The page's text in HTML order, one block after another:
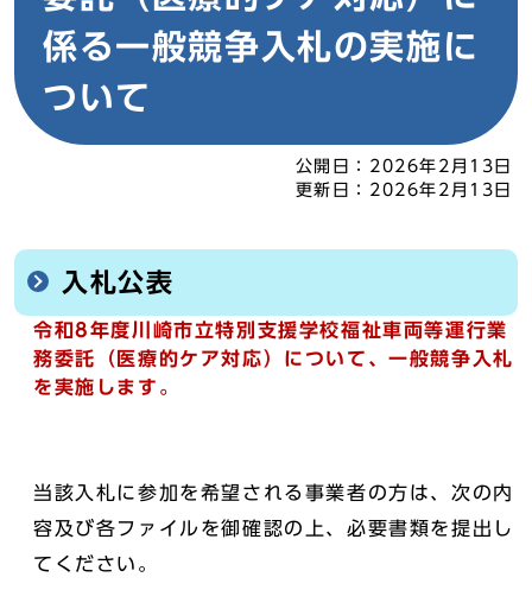
係る一般競争入札の実施に
ついて
公開日： 2026年2月13日
更新日： 2026年2月13日
入札公表
令和8年度川崎市立特別支援学校福祉車両等運行業
務委託（医療的ケア対応）について、一般競争入札
を実施します。
当該入札に参加を希望される事業者の方は、次の内
容及び各ファイルを御確認の上、必要書類を提出し
てください。